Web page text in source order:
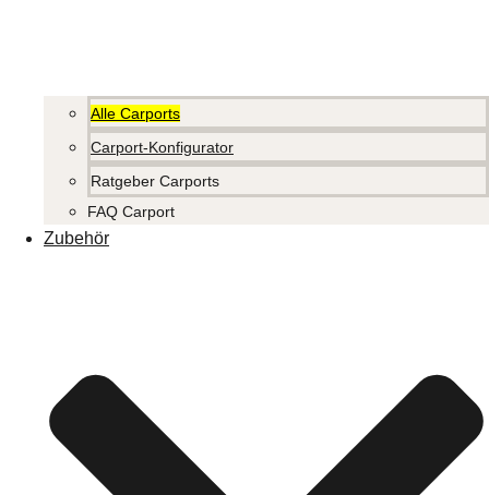
Alle Carports
Carport-Konfigurator
Ratgeber Carports
FAQ Carport
Zubehör